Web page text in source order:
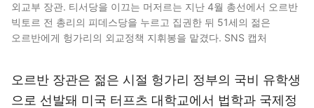
외교부 장관. 티서당을 이끄는 머저르는 지난 4월 총선에서 오르반
빅토르 전 총리의 피데스당을 누르고 집권한 뒤 51세의 젊은
오르반에게 헝가리의 외교정책 지휘봉을 맡겼다. SNS 캡처
오르반 장관은 젊은 시절 헝가리 정부의 국비 유학생
으로 선발돼 미국 터프츠 대학교에서 법학과 국제정